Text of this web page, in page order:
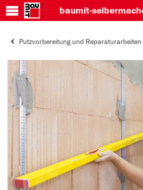
baumit-
Putzvorbereitung und Reparaturarbeiten